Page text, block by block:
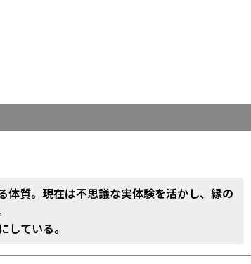
体質。現在は不思議な実体験を活かし、縁の
ている。